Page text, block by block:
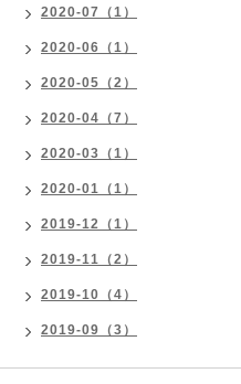
2020-07（1）
2020-06（1）
2020-05（2）
2020-04（7）
2020-03（1）
2020-01（1）
2019-12（1）
2019-11（2）
2019-10（4）
2019-09（3）